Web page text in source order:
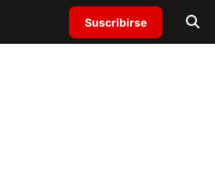
Suscribirse